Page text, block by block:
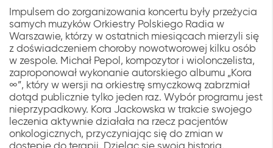
Impulsem do zorganizowania koncertu były przeżycia
samych muzyków Orkiestry Polskiego Radia w
Warszawie, którzy w ostatnich miesiącach mierzyli się
z doświadczeniem choroby nowotworowej kilku osób
w zespole. Michał Pepol, kompozytor i wiolonczelista,
zaproponował wykonanie autorskiego albumu „Kora
∞”, który w wersji na orkiestrę smyczkową zabrzmiał
dotąd publicznie tylko jeden raz. Wybór programu jest
nieprzypadkowy. Kora Jackowska w trakcie swojego
leczenia aktywnie działała na rzecz pacjentów
onkologicznych, przyczyniając się do zmian w
dostępie do terapii. Dzieląc się swoją historią,